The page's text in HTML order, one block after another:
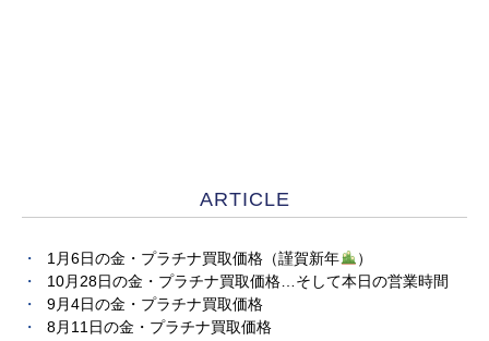
ARTICLE
1月6日の金・プラチナ買取価格（謹賀新年
）
10月28日の金・プラチナ買取価格…そして本日の営業時間
9月4日の金・プラチナ買取価格
8月11日の金・プラチナ買取価格